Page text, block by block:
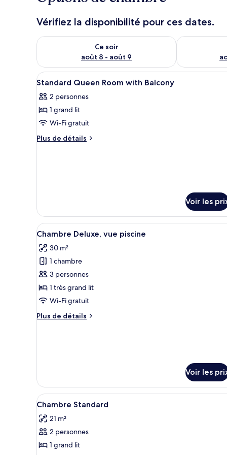
Vérifiez la disponibilité pour ces dates.
Ce soir
août 8 - août 9
Vérifier la disponibilité pour ce soir août 8 - août 9
Vérifier la
Afficher
toutes
les
photos
pour
ce
with
Balcony
Literie de qualité supérieure,
8
Standard Queen Room with Balcony
2 personnes
1 grand lit
Wi-Fi gratuit
Plus de détails
Plus
Standard
Queen
Room
with
Balcony
Voir les
Afficher
toutes
les
photos
pour
ce
type
chambre :
Une chambre d’hôtel avec
14
Chambre Deluxe, vue piscine
30 m²
1 chambre
3 personnes
1 très grand lit
Wi-Fi gratuit
Plus de détails
Plus
chambre
Chambre
Deluxe,
vue
piscine
Voir les
Afficher
toutes
les
photos
pour
Chambre Standard | Literie
11
Chambre Standard
21 m²
2 personnes
1 grand lit